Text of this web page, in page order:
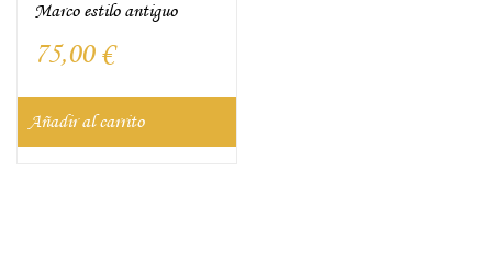
Marco estilo antiguo
75,00 €
Añadir al carrito